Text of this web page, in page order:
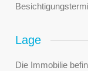
Lage
Die Immobilie